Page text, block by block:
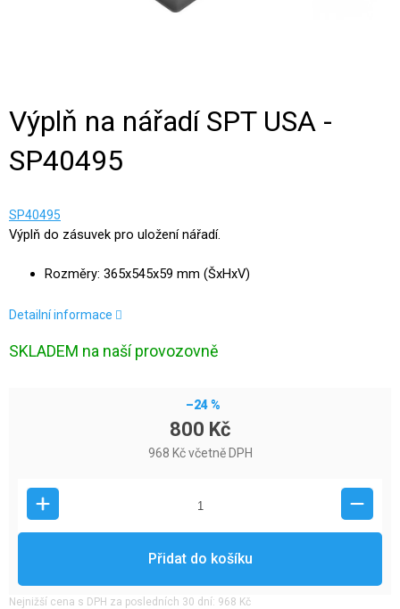
Výplň na nářadí SPT USA -
SP40495
SP40495
Výplň do zásuvek pro uložení nářadí.
Rozměry: 365x545x59 mm (ŠxHxV)
Detailní informace
SKLADEM na naší provozovně
–24 %
800 Kč
968 Kč včetně DPH
Přidat do košíku
Nejnižší cena s DPH za posledních 30 dní: 968 Kč